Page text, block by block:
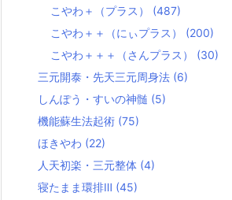
こやわ＋（プラス） (487)
こやわ＋＋（にぃプラス） (200)
こやわ＋＋＋（さんプラス） (30)
三元開泰・先天三元周身法 (6)
しんぽう・すいの神髄 (5)
機能蘇生法起術 (75)
ほきやわ (22)
人天初楽・三元整体 (4)
寝たまま環排Ⅲ (45)